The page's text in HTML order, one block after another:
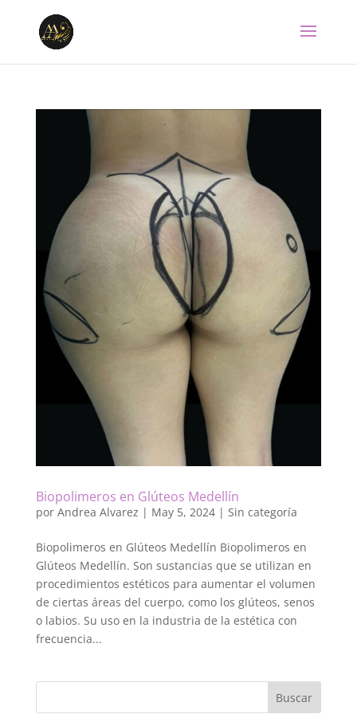
Biopolimeros en Glúteos Medellín
por Andrea Alvarez | May 5, 2024| Sin categoría
Biopolimeros en Glúteos Medellín Biopolimeros en
Glúteos Medellín. Son sustancias que se utilizan en
procedimientos estéticos para aumentar el volumen
de ciertas áreas del cuerpo, como los glúteos, senos
o labios. Su uso en la industria de la estética con
frecuencia...
Buscar